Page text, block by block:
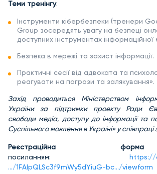
Теми тренінгу:
Інструменти кібербезпеки (тренери
Group зосередять увагу на безпеці
доступних інструментах
Безпека в мережі та захист інформації.
Практичні сесії від адвоката та
реагувати на погрози та залякування».
Захід проводиться Міністерством
України за підтримки проекту Ради
свободи медіа, доступу до інформації та
Суспільного мовлення в Україні» у
Реєстраційна
посиланням: https://
…/1FAIpQLSc3f9mWy5dYiuG-bc…/viewform